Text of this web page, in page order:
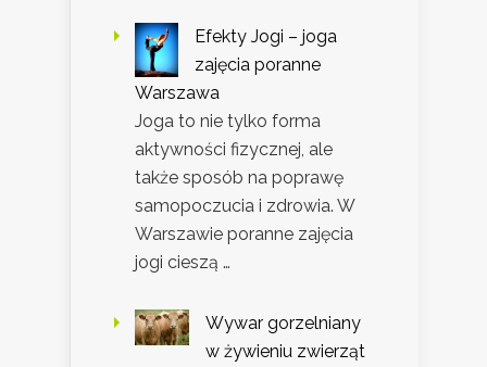
Efekty Jogi – joga
zajęcia poranne
Warszawa
Joga to nie tylko forma
aktywności fizycznej, ale
także sposób na poprawę
samopoczucia i zdrowia. W
Warszawie poranne zajęcia
jogi cieszą …
Wywar gorzelniany
w żywieniu zwierząt